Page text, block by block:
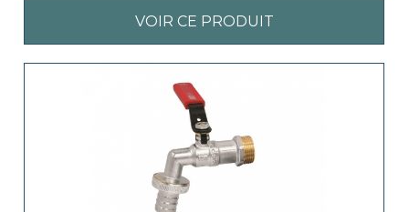
VOIR CE PRODUIT